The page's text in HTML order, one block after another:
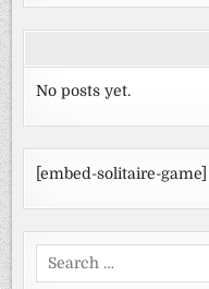
No posts yet.
[embed-solitaire-game]
Search
for: